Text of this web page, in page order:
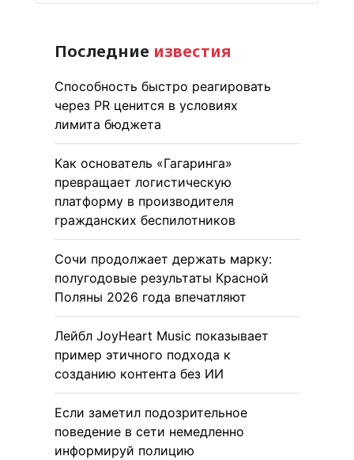
Последние известия
Способность быстро реагировать
через PR ценится в условиях
лимита бюджета
Как основатель «Гагаринга»
превращает логистическую
платформу в производителя
гражданских беспилотников
Сочи продолжает держать марку:
полугодовые результаты Красной
Поляны 2026 года впечатляют
Лейбл JoyHeart Music показывает
пример этичного подхода к
созданию контента без ИИ
Если заметил подозрительное
поведение в сети немедленно
информируй полицию